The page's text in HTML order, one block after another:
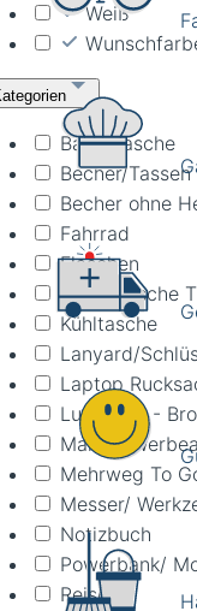
Weiß
Bauchtasche
Becher/
Becher ohne
Fahrrad
Flaschen
Isolierflasche
Kühltasche
Lanyard/
Laptop
Lunchbox -
Mailing
Mehrweg To
Messer/
Notizbuch
Powerbank/
Reise